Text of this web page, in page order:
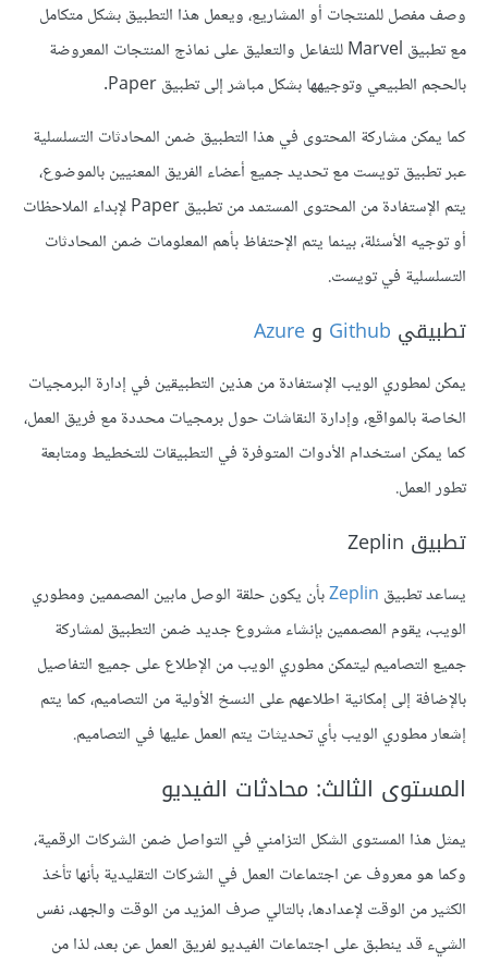
وصف مفصل للمنتجات أو المشاريع، ويعمل هذا التطبيق بشكل متكامل
مع تطبيق Marvel للتفاعل والتعليق على نماذج المنتجات المعروضة
بالحجم الطبيعي وتوجيهها بشكل مباشر إلى تطبيق Paper.
كما يمكن مشاركة المحتوى في هذا التطبيق ضمن المحادثات التسلسلية
عبر تطبيق تويست مع تحديد جميع أعضاء الفريق المعنيين بالموضوع،
يتم الإستفادة من المحتوى المستمد من تطبيق Paper لإبداء الملاحظات
أو توجيه الأسئلة، بينما يتم الإحتفاظ بأهم المعلومات ضمن المحادثات
التسلسلية في تويست.
تطبيقي Github و Azure
يمكن لمطوري الويب الإستفادة من هذين التطبيقين في إدارة البرمجيات
الخاصة بالمواقع، وإدارة النقاشات حول برمجيات محددة مع فريق العمل،
كما يمكن استخدام الأدوات المتوفرة في التطبيقات للتخطيط ومتابعة
تطور العمل.
تطبيق Zeplin
يساعد تطبيق Zeplinبأن يكون حلقة الوصل مابين المصممين ومطوري
الويب، يقوم المصممين بإنشاء مشروع جديد ضمن التطبيق لمشاركة
جميع التصاميم ليتمكن مطوري الويب من الإطلاع على جميع التفاصيل
بالإضافة إلى إمكانية اطلاعهم على النسخ الأولية من التصاميم، كما يتم
إشعار مطوري الويب بأي تحديثات يتم العمل عليها في التصاميم.
المستوى الثالث: محادثات الفيديو
يمثل هذا المستوى الشكل التزامني في التواصل ضمن الشركات الرقمية،
وكما هو معروف عن اجتماعات العمل في الشركات التقليدية بأنها تأخذ
الكثير من الوقت لإعدادها، بالتالي صرف المزيد من الوقت والجهد، نفس
الشيء قد ينطبق على اجتماعات الفيديو لفريق العمل عن بعد، لذا من